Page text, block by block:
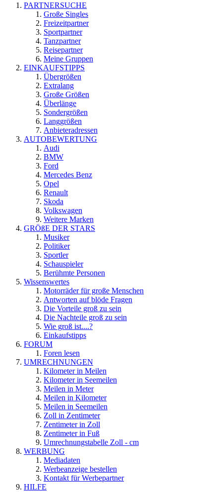
PARTNERSUCHE
Große Singles
Freizeitpartner
Sportpartner
Tanzpartner
Reisepartner
Meine Gruppen
EINKAUFSTIPPS
Übergrößen
Extralang
Große Größen
Überlänge
Sondergrößen
Langgrößen
Anbieteradressen
AUTOBEWERTUNG
Audi
BMW
Ford
Mercedes Benz
Opel
Renault
Skoda
Volkswagen
Weitere Marken
GRÖßE DER STARS
Musiker
Politiker
Sportler
Schauspieler
Berühmte Personen
Wissenswertes
Motorräder für große Menschen
Antworten auf blöde Fragen
Die Vorteile groß zu sein
Die Nachteile groß zu sein
Wie groß ist....?
Einkaufstipps
FORUM
Foren lesen
UMRECHNUNGEN
Kilometer in Meilen
Kilometer in Seemeilen
Meilen in Meter
Meilen in Kilometer
Meilen in Seemeilen
Zoll in Zentimeter
Zentimeter in Zoll
Zentimeter in Fuß
Umrechnungstabelle Zoll - cm
WERBUNG
Mediadaten
Werbeanzeige bestellen
Kontakt für Werbepartner
HILFE